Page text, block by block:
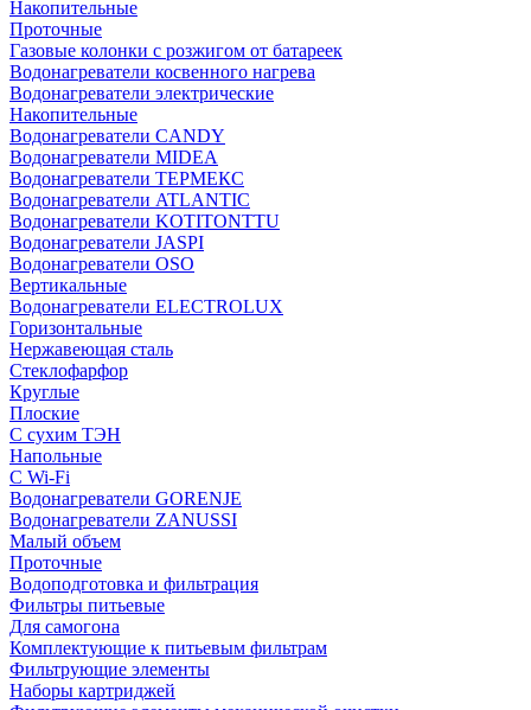
Накопительные
Проточные
Газовые колонки с розжигом от батареек
Водонагреватели косвенного нагрева
Водонагреватели электрические
Накопительные
Водонагреватели CANDY
Водонагреватели MIDEA
Водонагреватели ТЕРМЕКС
Водонагреватели ATLANTIC
Водонагреватели KOTITONTTU
Водонагреватели JASPI
Водонагреватели OSO
Вертикальные
Водонагреватели ELECTROLUX
Горизонтальные
Нержавеющая сталь
Стеклофарфор
Круглые
Плоские
С сухим ТЭН
Напольные
С Wi-Fi
Водонагреватели GORENJE
Водонагреватели ZANUSSI
Малый объем
Проточные
Водоподготовка и фильтрация
Фильтры питьевые
Для самогона
Комплектующие к питьевым фильтрам
Фильтрующие элементы
Наборы картриджей